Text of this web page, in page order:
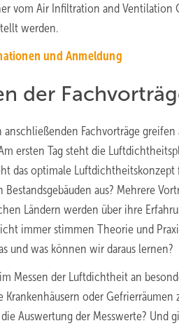
vom Air Infiltration and Ventilation
werden.
und Anmeldung
der
anschließenden Fachvorträge greifen
ersten Tag steht die
das optimale Luftdichtheits­konzept
Bestandsgebäuden aus? Mehrere
Ländern werden über ihre
immer stimmen Theorie und
und was können wir daraus lernen?
Messen der Luftdichtheit an
Krankenhäusern oder Gefrierräumen
Auswertung der Messwerte? Und